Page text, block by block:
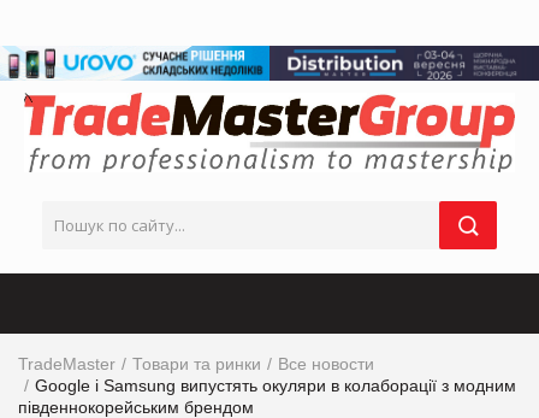
TradeMaster Товари та ринки
Все новости
Google і Samsung випустять окуляри в колаборації з модним
південнокорейським брендом